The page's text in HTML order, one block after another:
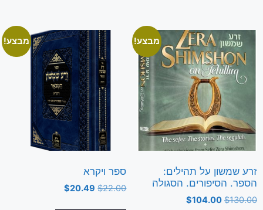
מבצע!
זרע שמשון על תהילים:
הספר. הסיפורים. הסגולה
$130.00
$104.00
מבצע!
ספר ויקרא
$22.00
$20.49